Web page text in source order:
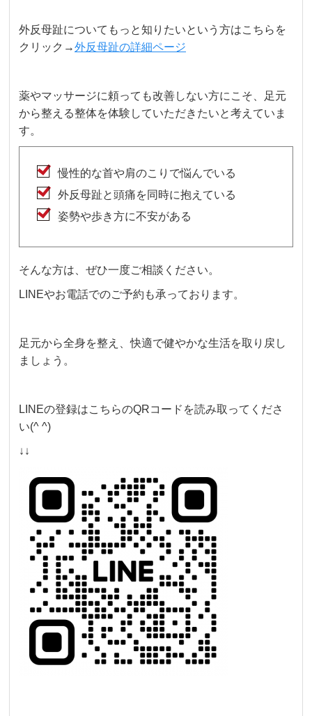
外反母趾についてもっと知りたいという方はこちらを
クリック→外反母趾の詳細ページ
薬やマッサージに頼っても改善しない方にこそ、足元
から整える整体を体験していただきたいと考えていま
す。
慢性的な首や肩のこりで悩んでいる
外反母趾と頭痛を同時に抱えている
姿勢や歩き方に不安がある
そんな方は、ぜひ一度ご相談ください。
LINEやお電話でのご予約も承っております。
足元から全身を整え、快適で健やかな生活を取り戻し
ましょう。
LINEの登録はこちらのQRコードを読み取ってくださ
い(^ ^)
↓↓